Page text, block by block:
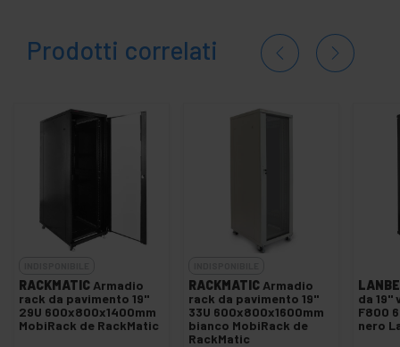
Prodotti correlati
RACKMATIC Armadio
rack da pavimento 19''
29U 600x800x1400mm
MobiRack de RackMatic
RACKMATIC Armadio
rack da pavimento 19"
33U 600x800x1600mm
bianco MobiRack de
RackMatic
da 19"
F800
nero